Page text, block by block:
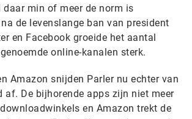
daar min of meer de norm is
de levenslange ban van president
en Facebook groeide het aantal
online-kanalen sterk.
Amazon snijden Parler nu echter van
af. De bijhorende apps zijn niet meer
en Amazon trekt de